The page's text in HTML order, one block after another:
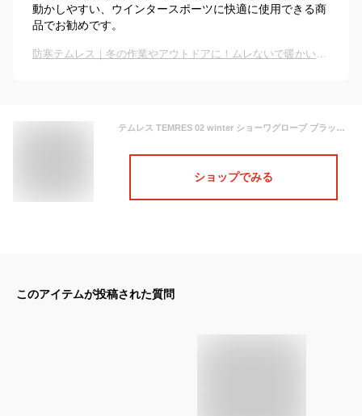
動かしやすい、ウインタースポーツに快適に使用できる商
品でお勧めです。
防寒テムレス｜冬の作業やアウトドアに！ムレないで暖かい人気の作業用手袋のおすすめは？
テムレス TEMRES 02 winter ショーワグローブ ブラック カフ付き防寒 手袋 ゴム手袋 テムレス02 ウィンター 送料無料
ショップでみる
このアイテムが投稿された質問